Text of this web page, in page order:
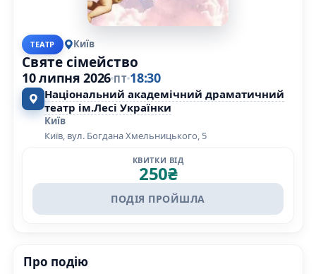
ТЕАТР Київ
Святе сімейство
10 липня 2026 ПТ 18:30
Національний академічний драматичний
театр ім.Лесі Українки
Київ
Київ, вул. Богдана Хмельницького, 5
КВИТКИ ВІД
250₴
ПОДІЯ ПРОЙШЛА
Про подію